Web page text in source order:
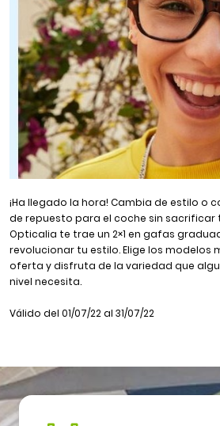
¡Ha llegado la hora! Cambia de estilo o
de repuesto para el coche sin sacrificar
Opticalia te trae un 2×1 en gafas
revolucionar tu estilo. Elige los modelos
oferta y disfruta de la variedad que
nivel necesita.
Válido del 01/07/22 al 31/07/22